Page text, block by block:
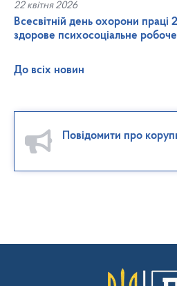
22 квітня 2026
Всесвітній день охорони
здорове психосоціальне
До всіх новин
Повідомити про